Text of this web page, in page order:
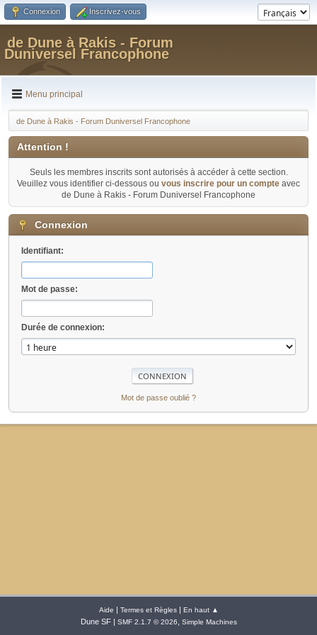
Connexion Inscrivez-vous
de Dune à Rakis - Forum
Duniversel Francophone
Menu principal
de Dune à Rakis - Forum Duniversel Francophone
Attention !
Seuls les membres inscrits sont autorisés à accéder à cette section.
Veuillez vous identifier ci-dessous ou vous inscrire pour un compte avec
de Dune à Rakis - Forum Duniversel Francophone
Connexion
Identifiant:
Mot de passe:
Durée de connexion:
Mot de passe oublié ?
Aide | Termes et Règles| En haut ▲
Dune SF | SMF 2.1.7 © 2026 Simple Machines